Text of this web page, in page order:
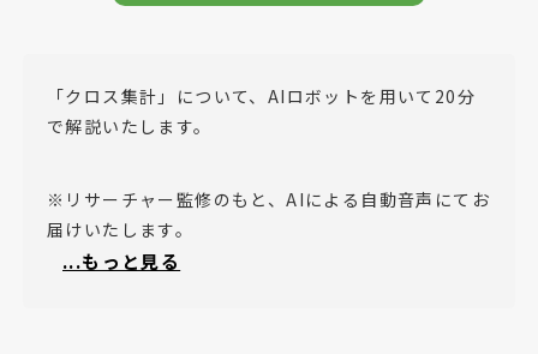
「クロス集計」について、AIロボットを用いて20分
で解説いたします。
※リサーチャー監修のもと、AIによる自動音声にてお
届けいたします。
...もっと見る